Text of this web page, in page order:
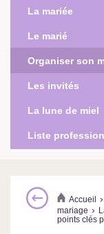
La mariée
Le marié
Organiser son
Les invités
La lune de miel
Liste
Accueil ›
mariage ›
points clés